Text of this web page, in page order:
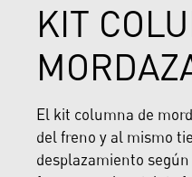
KIT
El kit columna de
del freno y al mismo
desplazamiento